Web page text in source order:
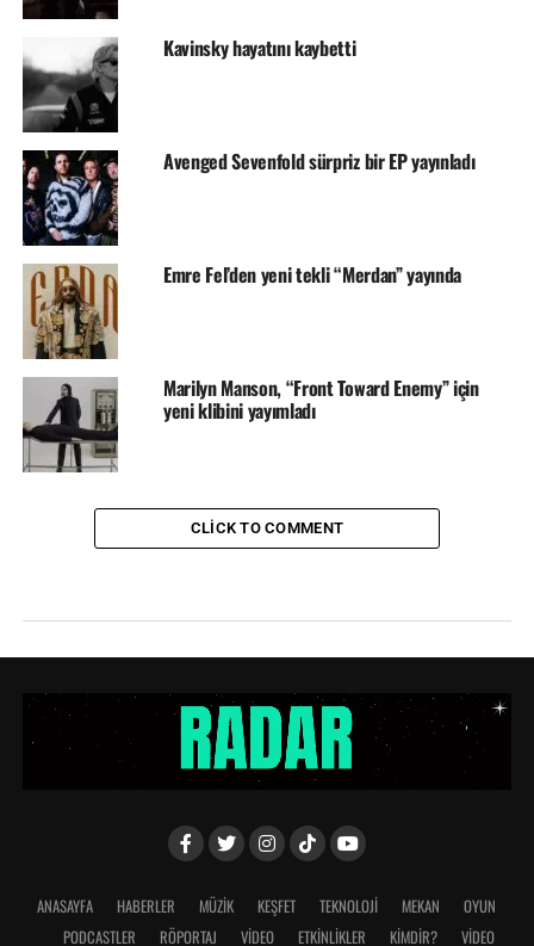
Kavinsky hayatını kaybetti
Avenged Sevenfold sürpriz bir EP yayınladı
Emre Fel’den yeni tekli “Merdan” yayında
Marilyn Manson, “Front Toward Enemy” için
yeni klibini yayımladı
CLICK TO COMMENT
ANASAYFA HABERLER MÜZİK KEŞFET TEKNOLOJİ MEKAN
OYUN
PODCASTLER
RÖPORTAJ VİDEO ETKİNLİKLER KİMDİR? VIDEO